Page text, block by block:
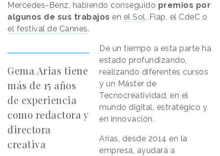
Mercedes-Benz, habiendo conseguido premios por
algunos de sus trabajos en el Sol, Fiap, el CdeC o
el festival de Cannes.
Gema Arias tiene
más de 15 años
de experiencia
como redactora y
directora
creativa
De un tiempo a esta parte ha
estado profundizando,
realizando diferentes cursos
y un Máster de
Tecnocreatividad, en el
mundo digital, estratégico y
en innovación.
Arias, desde 2014 en la
empresa, ayudará a